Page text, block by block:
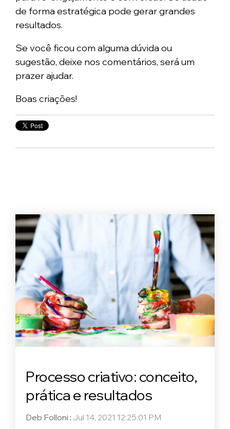
de forma estratégica pode gerar grandes
resultados.
Se você ficou com alguma dúvida ou
sugestão, deixe nos comentários, será um
prazer ajudar.
Boas criações!
Processo criativo: conceito,
prática e resultados
Deb Folloni : Jul 14, 2021 12:25:01 PM